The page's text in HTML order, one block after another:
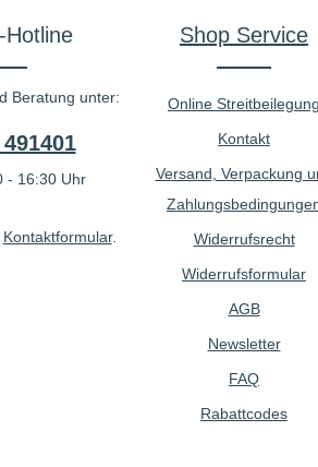
Hotline
Beratung unter:
- 16:30 Uhr
Kontaktformular.
Shop Service
Online Streitbeilegung
Kontakt
Versand, Verpackung
Widerrufsrecht
Widerrufsformular
AGB
Newsletter
FAQ
Rabattcodes